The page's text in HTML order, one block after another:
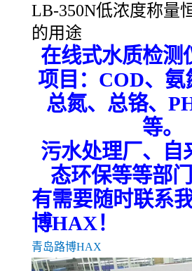
LB-350N低浓度称量
的用途
在线式水质检测
项目： COD、氨
总氮、总铬、
等。
污水处理厂、自
态环保等等部门
有需要随时联系
博HAX！
青岛路博HAX